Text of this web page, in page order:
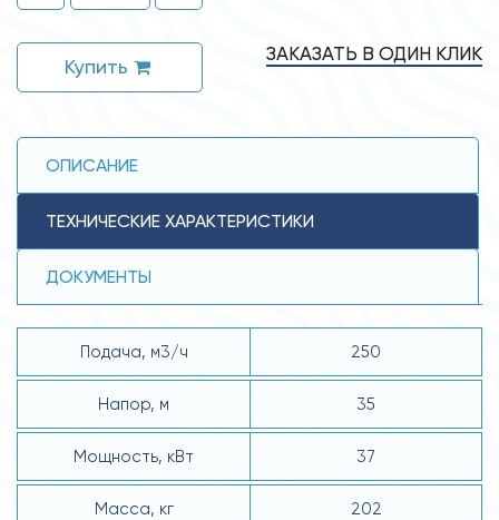
Купить
ЗАКАЗАТЬ В ОДИН КЛИК
ОПИСАНИЕ
ТЕХНИЧЕСКИЕ ХАРАКТЕРИСТИКИ
ДОКУМЕНТЫ
Подача, м3/ч 250
Напор, м 35
Мощность, кВт 37
Масса, кг 202